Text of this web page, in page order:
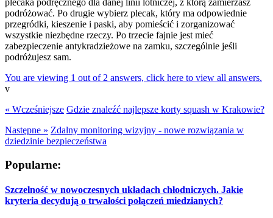
plecaka podręcznego dla danej linii lotniczej, z którą zamierzasz
podróżować. Po drugie wybierz plecak, który ma odpowiednie
przegródki, kieszenie i paski, aby pomieścić i zorganizować
wszystkie niezbędne rzeczy. Po trzecie fajnie jest mieć
zabezpieczenie antykradzieżowe na zamku, szczególnie jeśli
podróżujesz sam.
You are viewing 1 out of 2 answers, click here to view all answers.
v
« Wcześniejsze Gdzie znaleźć najlepsze korty squash w Krakowie?
Następne » Zdalny monitoring wizyjny - nowe rozwiązania w
dziedzinie bezpieczeństwa
Popularne:
Szczelność w nowoczesnych układach chłodniczych. Jakie
kryteria decydują o trwałości połączeń miedzianych?